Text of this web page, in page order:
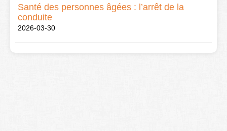
Santé des personnes âgées : l’arrêt de la
conduite
2026-03-30